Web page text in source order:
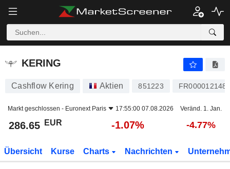
KERING
KERING
Cashflow Kering Aktien 851223
Markt geschlossen - Euronext Paris 17:55:00 07.08.2026 Veränd. 1. Jan.
286.65 EUR -1.07% -4.77%
Übersicht Kurse Charts Nachrichten